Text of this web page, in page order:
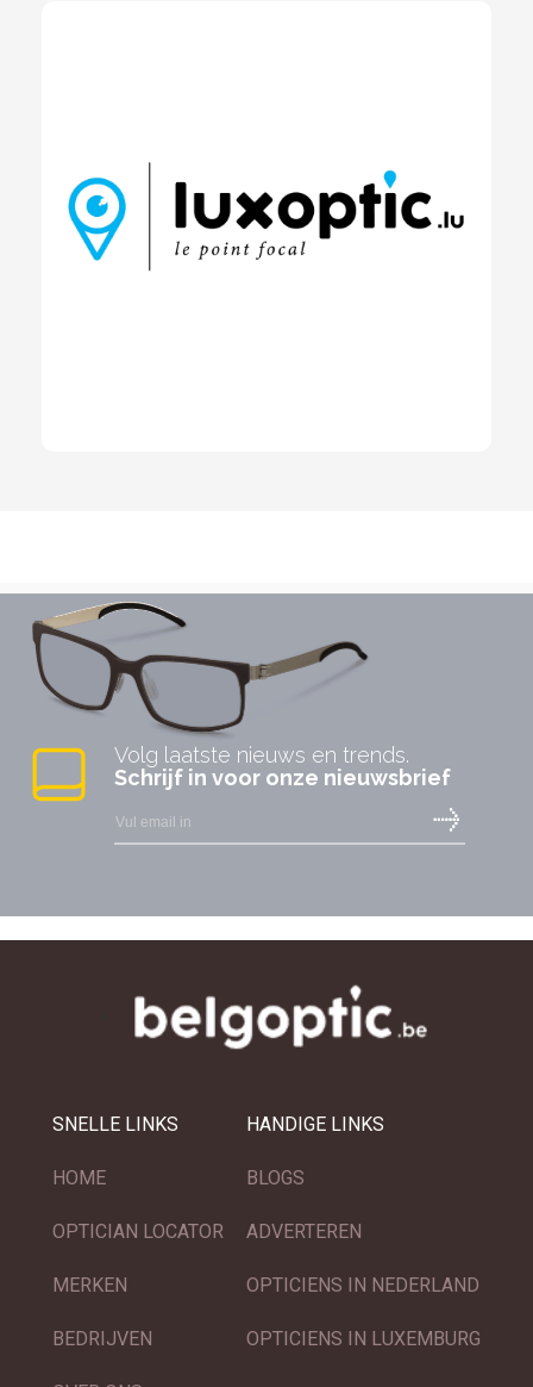
Volg laatste nieuws en trends.
Schrijf in voor onze nieuwsbrief
SNELLE LINKS
HOME
OPTICIAN LOCATOR
MERKEN
BEDRIJVEN
HANDIGE LINKS
BLOGS
ADVERTEREN
OPTICIENS IN NEDERLAND
OPTICIENS IN LUXEMBURG